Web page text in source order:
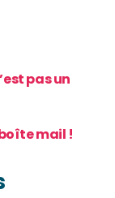
pas un
mail !